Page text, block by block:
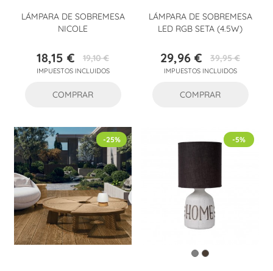
LÁMPARA DE SOBREMESA
NICOLE
Precio
18,15 €Precio
base
19,10 €
IMPUESTOS INCLUIDOS
COMPRAR
LÁMPARA DE SOBREMESA
LED RGB SETA (4.5W)
Precio
29,96 €Precio
base
39,95 €
IMPUESTOS INCLUIDOS
COMPRAR
-25% -5%